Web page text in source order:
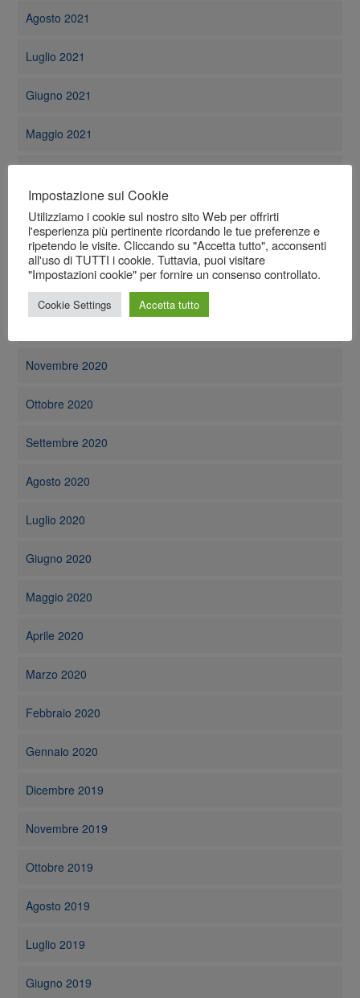
Agosto 2021
Luglio 2021
Giugno 2021
Maggio 2021
Marzo 2021
Febbraio 2021
Novembre 2020
Ottobre 2020
Settembre 2020
Agosto 2020
Luglio 2020
Giugno 2020
Maggio 2020
Aprile 2020
Marzo 2020
Febbraio 2020
Gennaio 2020
Dicembre 2019
Novembre 2019
Ottobre 2019
Agosto 2019
Luglio 2019
Giugno 2019
Impostazione sui Cookie
Utilizziamo i cookie sul nostro sito Web per offrirti
l'esperienza più pertinente ricordando le tue preferenze e
ripetendo le visite. Cliccando su "Accetta tutto", acconsenti
all'uso di TUTTI i cookie. Tuttavia, puoi visitare
"Impostazioni cookie" per fornire un consenso controllato.
Cookie Settings Accetta tutto